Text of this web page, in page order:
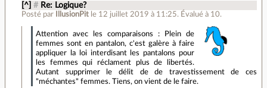
[^] # Re: Logique?
Posté par IllusionPit le 12 juillet 2019 à 11:25. Évalué à 10.
Attention avec les comparaisons : Plein de
femmes sont en pantalon, c'est galère à faire
appliquer la loi interdisant les pantalons pour
les femmes qui réclament plus de libertés.
Autant supprimer le délit de de travestissement de ces
"méchantes" femmes. Tiens, on vient de le faire.